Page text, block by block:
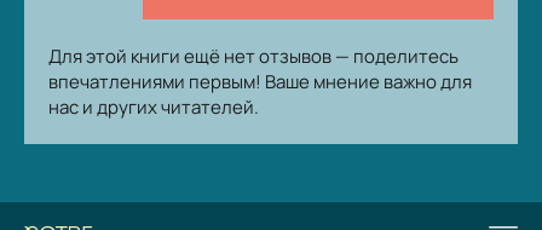
Для этой книги ещё нет отзывов — поделитесь
впечатлениями первым! Ваше мнение важно для
нас и других читателей.